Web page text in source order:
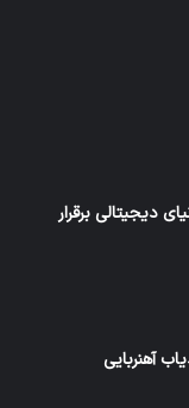
دیجیتالی برقرار
آهنربایی